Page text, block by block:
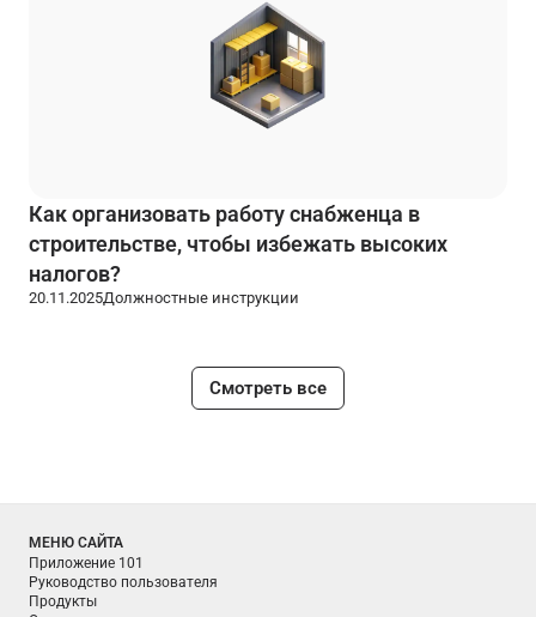
Как организовать работу снабженца в
строительстве, чтобы избежать высоких
налогов?
20.11.2025Должностные инструкции
Смотреть все
МЕНЮ САЙТА
Приложение 101
Руководство пользователя
Продукты